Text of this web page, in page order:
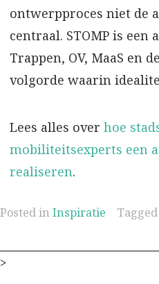
ontwerpproces niet de
centraal. STOMP is
Trappen, OV, MaaS en
volgorde waarin
Lees alles over hoe
mobiliteitsexperts een
realiseren.
Posted in Inspiratie Tagged
>